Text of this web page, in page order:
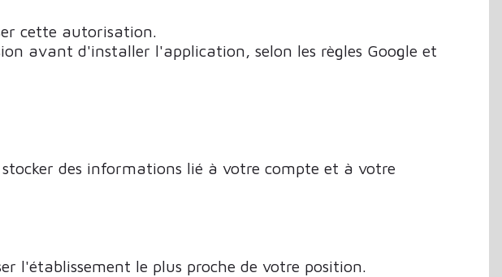
cette autorisation.
avant d'installer l'application, selon les règles Google et
des informations lié à votre compte et à votre
l'établissement le plus proche de votre position.